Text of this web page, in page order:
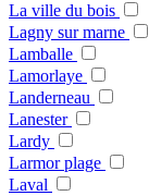
La ville du bois
Lagny sur marne
Lamballe
Lamorlaye
Landerneau
Lanester
Lardy
Larmor plage
Laval